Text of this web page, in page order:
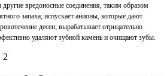
вредоносные соединения, таким образом
запаха; испускает анионы, которые дают
десен; вырабатывает отрицательно
удаляют зубной камень и очищают зубы.